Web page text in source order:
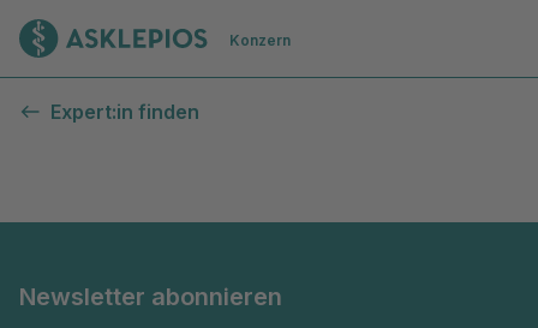
Zur Startseite
Konzern
Expert:in finden
Newsletter abonnieren